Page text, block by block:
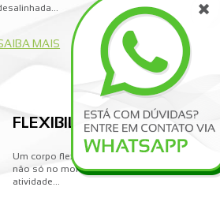
MAIS
FLEXIBILIDADE
Um corpo flexível é importante
não só no momento de uma
atividade...